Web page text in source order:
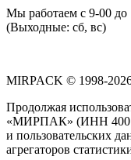
Мы работаем с 9-00 до
(Выходные: сб, вс)
MIRPACK © 1998-
Продолжая
«МИРПАК» (ИНН
и пользовательских
агрегаторов